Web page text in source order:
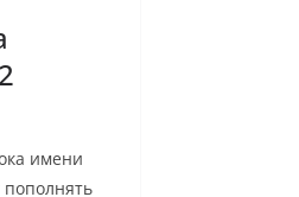
имени